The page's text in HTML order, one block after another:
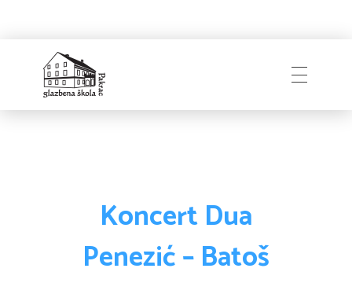
Zapošljavanje
Koncert Dua
Penezić – Batoš